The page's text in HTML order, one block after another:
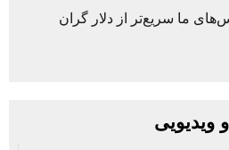
ما سریع‌تر از دلار گران